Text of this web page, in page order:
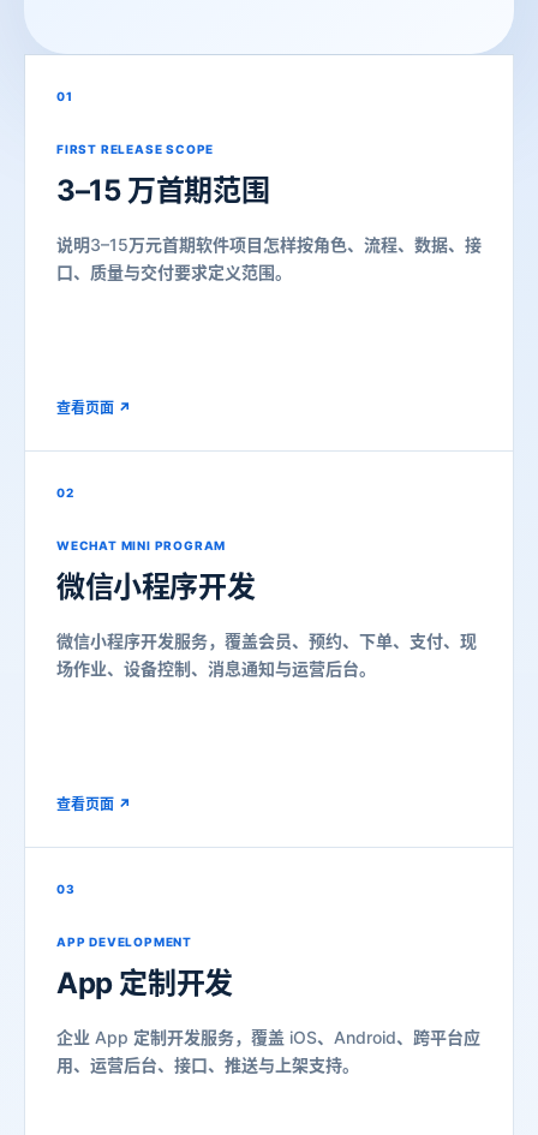
01
FIRST RELEASE SCOPE
3–15 万首期范围
说明3–15万元首期软件项目怎样按角色、流程、数据、接
口、质量与交付要求定义范围。
查看页面 ↗
02
WECHAT MINI PROGRAM
微信小程序开发
微信小程序开发服务，覆盖会员、预约、下单、支付、现
场作业、设备控制、消息通知与运营后台。
查看页面 ↗
03
APP DEVELOPMENT
App 定制开发
企业 App 定制开发服务，覆盖 iOS、Android、跨平台应
用、运营后台、接口、推送与上架支持。